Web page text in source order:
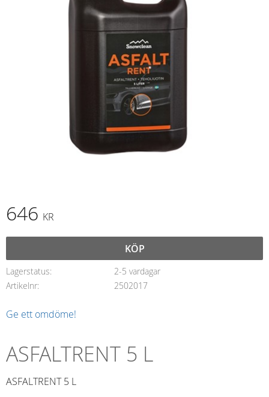
646 KR
KÖP
Lagerstatus
2-5 vardagar
Artikelnr
2502017
Ge ett omdöme!
ASFALTRENT 5 L
ASFALTRENT 5 L